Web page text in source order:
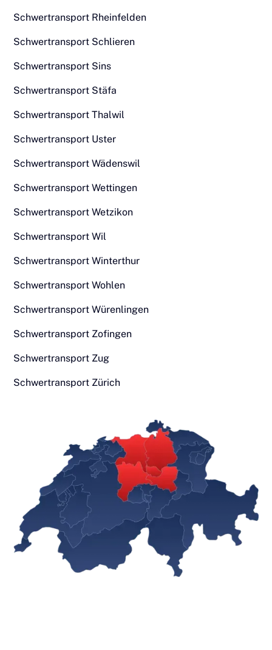
Schwertransport Rheinfelden
Schwertransport Schlieren
Schwertransport Sins
Schwertransport Stäfa
Schwertransport Thalwil
Schwertransport Uster
Schwertransport Wädenswil
Schwertransport Wettingen
Schwertransport Wetzikon
Schwertransport Wil
Schwertransport Winterthur
Schwertransport Wohlen
Schwertransport Würenlingen
Schwertransport Zofingen
Schwertransport Zug
Schwertransport Zürich